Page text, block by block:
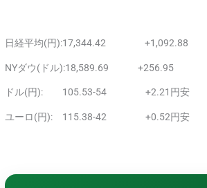
日経平均(円):17,344.42
NYダウ(ドル):18,589.69
ドル(円): 105.53-54 +2.21円
ユーロ(円): 115.38-42 +0.52円